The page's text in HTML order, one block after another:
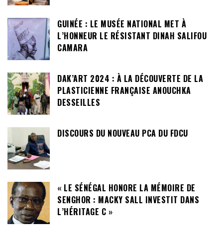
GUINÉE : LE MUSÉE NATIONAL MET À
L’HONNEUR LE RÉSISTANT DINAH SALIFOU
CAMARA
DAK’ART 2024 : À LA DÉCOUVERTE DE LA
PLASTICIENNE FRANÇAISE ANOUCHKA
DESSEILLES
DISCOURS DU NOUVEAU PCA DU FDCU
« LE SÉNÉGAL HONORE LA MÉMOIRE DE
SENGHOR : MACKY SALL INVESTIT DANS
L’HÉRITAGE C »